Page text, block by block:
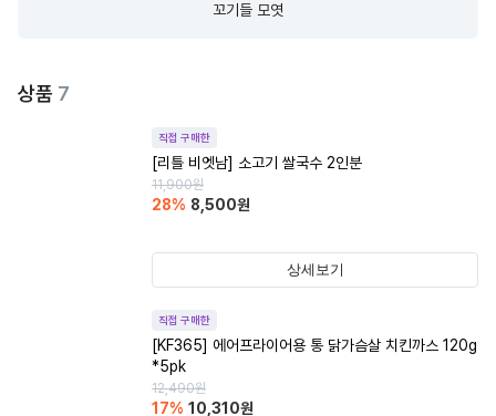
꼬기들 모엿
상품 7
직접 구매한
[리틀 비엣남] 소고기 쌀국수 2인분
11,900원
28% 8,500원
상세보기
직접 구매한
[KF365] 에어프라이어용 통 닭가슴살 치킨까스 120g
*5pk
12,490원
17% 10,310원